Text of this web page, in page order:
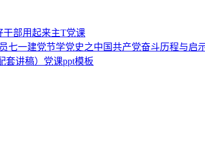
干部用起来主T党课
七一建党节学党史之中国共产党奋斗历程与启
套讲稿）党课ppt模板